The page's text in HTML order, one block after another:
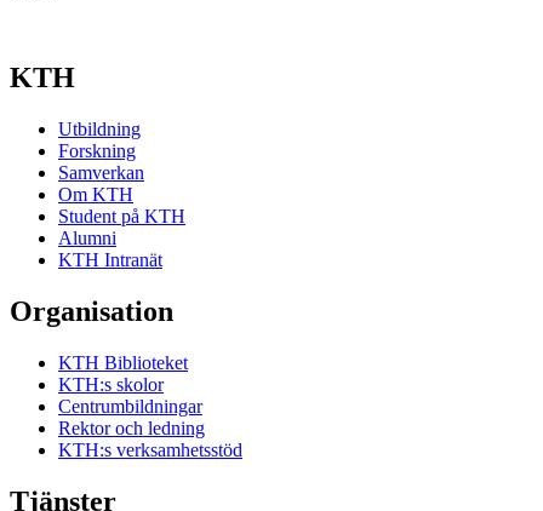
KTH
Utbildning
Forskning
Samverkan
Om KTH
Student på KTH
Alumni
KTH Intranät
Organisation
KTH Biblioteket
KTH:s skolor
Centrumbildningar
Rektor och ledning
KTH:s verksamhetsstöd
Tjänster